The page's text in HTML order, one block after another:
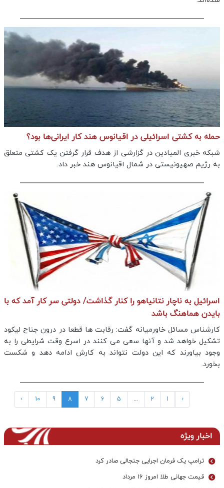
حمله به کشتی اسرائیلی در اقیانوس هند کار ایرانی‌ها بود؟
شبکه خبری المیادین در گزارشی از هدف قرار گرفتن یک کشتی متعلق
به رژیم صهیونیستی در شمال اقیانوس هند خبر داد.
اسرائیل به ناچار نتانیاهو را کنار گذاشت/ دولتی سر کار آمد که با
بایدن هماهنگ باشد
کارشناس مسائل خاورمیانه گفت: رقابت ها قطعا در درون جناح لیکود
تشکیل خواهد شد و آنها سعی می کنند در اسرع وقت شرایطی را به
وجود بیاورند که این دولت نتواند به کارش ادامه دهد و شکست
بخورد.
‹
1
2
...
5
6
7
8
9
10
›
اخبار ویژه
ترامپ یک فرمان اجرایی جنجالی صادر کرد
قیمت جهانی طلا امروز ۱۶ مرداد